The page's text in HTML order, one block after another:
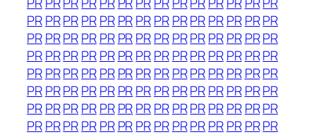
PRPRPRPRPR PRPRPRPRPRPRPR PRPR
PRPRPRPRPR PRPRPRPRPRPRPR PRPR
PRPRPRPRPR PRPRPRPRPRPRPR PRPR
PRPRPRPRPR PRPRPRPRPRPRPR PRPR
PRPRPRPRPR PRPRPRPRPRPRPR PRPR
PRPRPRPRPR PRPRPRPRPRPRPR PRPR
PRPRPRPRPR PRPRPRPRPRPRPR PRPR